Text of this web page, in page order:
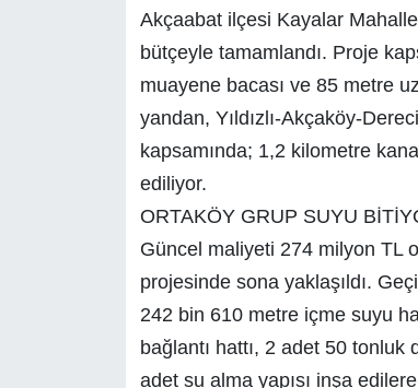
Akçaabat ilçesi Kayalar
bütçeyle tamamlandı. Proje
muayene bacası ve 85 metre
yandan, Yıldızlı-Akçaköy-
kapsamında; 1,2 kilometre
ediliyor.
ORTAKÖY GRUP SUYU
Güncel maliyeti 274 milyon TL
projesinde sona yaklaşıldı.
242 bin 610 metre içme suyu
bağlantı hattı, 2 adet 50
adet su alma yapısı inşa